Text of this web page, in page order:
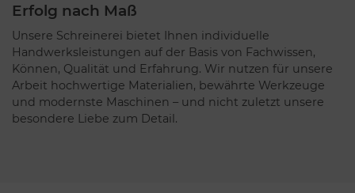
Erfolg nach Maß
Unsere Schreinerei bietet Ihnen individuelle
Handwerksleistungen auf der Basis von Fachwissen,
Können, Qualität und Erfahrung. Wir nutzen für unsere
Arbeit hochwertige Materialien, bewährte Werkzeuge
und modernste Maschinen – und nicht zuletzt unsere
besondere Liebe zum Detail.